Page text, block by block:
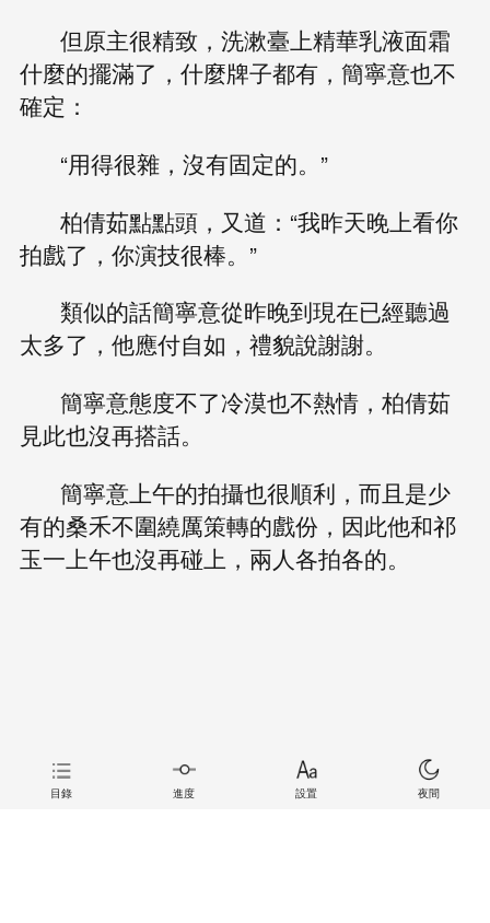
但原主很精致，洗漱臺上精華乳液面霜
什麼的擺滿了，什麼牌子都有，簡寧意也不
確定：
“用得很雜，沒有固定的。”
柏倩茹點點頭，又道：“我昨天晚上看你
拍戲了，你演技很棒。”
類似的話簡寧意從昨晚到現在已經聽過
太多了，他應付自如，禮貌說謝謝。
簡寧意態度不了冷漠也不熱情，柏倩茹
見此也沒再搭話。
簡寧意上午的拍攝也很順利，而且是少
有的桑禾不圍繞厲策轉的戲份，因此他和祁
玉一上午也沒再碰上，兩人各拍各的。
目錄 進度 設置 夜間